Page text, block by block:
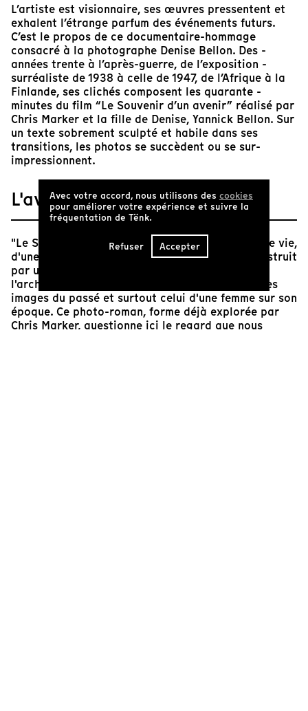
L’artiste est visionnaire, ses œuvres pressentent et
exhalent l’étrange parfum des événements futurs.
C’est le propos de ce documentaire-hommage
consacré à la photographe Denise Bellon. Des ­
années trente à l’après-guerre, de l’exposition ­
surréaliste de 1938 à celle de 1947, de l’Afrique à la
Finlande, ses clichés composent les quarante ­
minutes du film “Le Souvenir d’un avenir” réalisé par
Chris Marker et la fille de Denise, Yannick Bellon. Sur
un texte sobrement sculpté et habile dans ses
transitions, les photos se succèdent ou se sur-
impressionnent.
L'avis de Tënk
"Le Souvenir d'un avenir" retrace le journal d'une vie,
d'une époque, d'un temps révolu. Le film est construit
par un regard pluriel : celui d'une femme faisant
l'archéologie d'une mère, celui d'un homme sur les
images du passé et surtout celui d'une femme sur son
époque. Ce photo-roman, forme déjà explorée par
Chris Marker, questionne ici le regard que nous
Avec votre accord, nous utilisons des cookies
pour améliorer votre expérience et suivre la
fréquentation de Tënk.
Refuser Accepter